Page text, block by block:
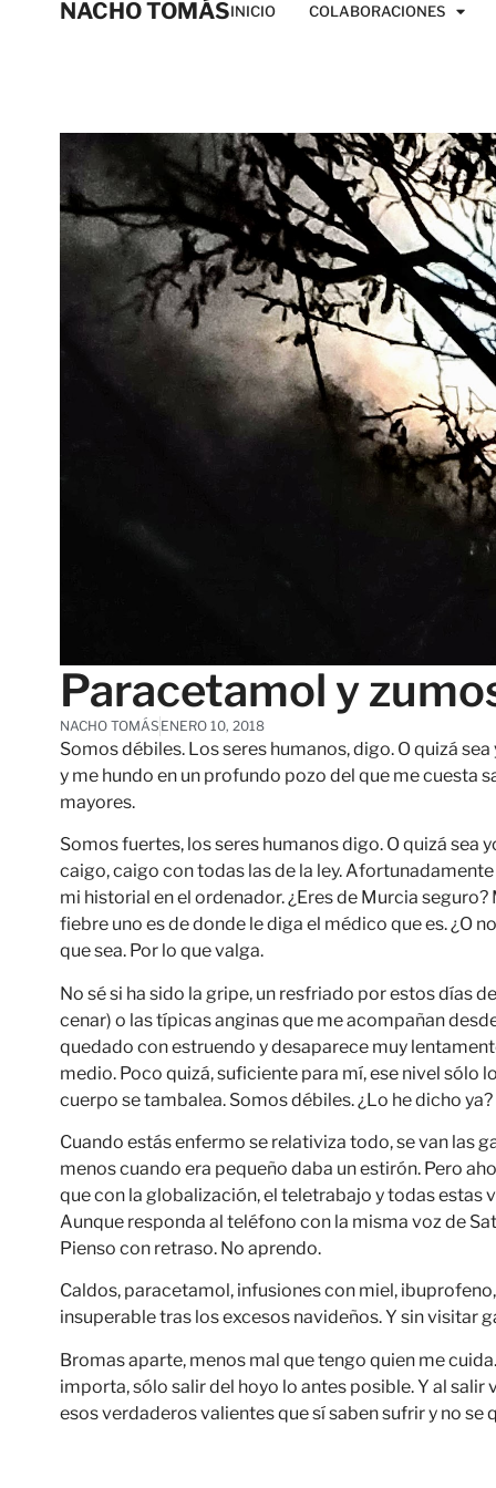
NACHO TOMÁSINICIO COLABORACIONES
Paracetamol y
NACHO TOMÁS ENERO 10, 2018
Somos débiles. Los seres humanos, digo. O quizá
y me hundo en un profundo pozo del que me cuesta
mayores.
Somos fuertes, los seres humanos digo. O quizá sea
caigo, caigo con todas las de la ley.
mi historial en el ordenador. ¿Eres de Murcia
fiebre uno es de donde le diga el médico que es. ¿O
que sea. Por lo que valga.
No sé si ha sido la gripe, un resfriado por estos días
cenar) o las típicas anginas que me acompañan
quedado con estruendo y desaparece muy
medio. Poco quizá, suficiente para mí, ese nivel sólo
cuerpo se tambalea. Somos débiles. ¿Lo he dicho ya?
Cuando estás enfermo se relativiza todo, se van las
menos cuando era pequeño daba un estirón. Pero
que con la globalización, el teletrabajo y todas estas
Aunque responda al teléfono con la misma voz de
Pienso con retraso. No aprendo.
Caldos, paracetamol, infusiones con miel,
insuperable tras los excesos navideños. Y sin visitar
Bromas aparte, menos mal que tengo quien me
importa, sólo salir del hoyo lo antes posible. Y al
esos verdaderos valientes que sí saben sufrir y no se